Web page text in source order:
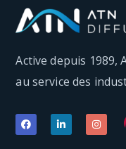
Active depuis 1989,
au service des